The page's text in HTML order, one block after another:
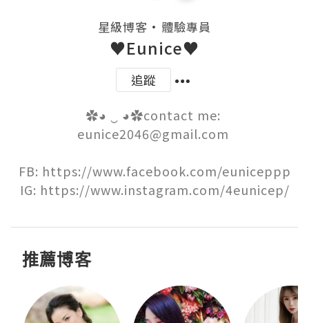
星級博客 ・ 體驗專員
♥Eunice♥
追蹤
✿◕ ‿ ◕✿contact me:
eunice2046@gmail.com
FB: https://www.facebook.com/euniceppp
IG: https://www.instagram.com/4eunicep/
推薦博客